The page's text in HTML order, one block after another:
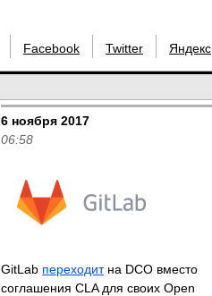
Facebook Twitter Яндекс
6 ноября 2017
06:58
GitLab переходитна DCO вместо
соглашения CLA для своих Open